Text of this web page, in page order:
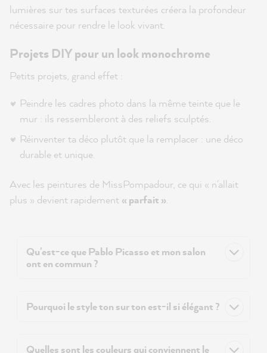
lumières sur tes surfaces texturées créera la profondeur
nécessaire pour rendre le look vivant.
Projets DIY pour un look monochrome
Petits projets, grand effet :
Peindre les cadres photo dans la même teinte que le
mur : ils ressembleront à des reliefs sculptés.
Réinventer ta déco plutôt que la remplacer : une déco
durable et unique.
Avec les peintures de MissPompadour, ce qui « n'allait
plus » devient rapidement « parfait ».
Qu'est-ce que Pablo Picasso et mon salon
ont en commun ?
Pourquoi le style ton sur ton est-il si élégant ?
Quelles sont les couleurs qui conviennent le